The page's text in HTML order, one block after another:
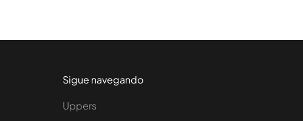
Sigue navegando
Uppers